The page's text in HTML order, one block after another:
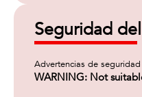
Seguridad
Advertencias de seguridad
WARNING: Not